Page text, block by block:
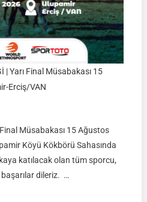
| Yarı Final Müsabakası 15
Erciş/VAN
Müsabakası 15 Ağustos
Köyü Kökbörü Sahasında
katılacak olan tüm sporcu,
dileriz. …